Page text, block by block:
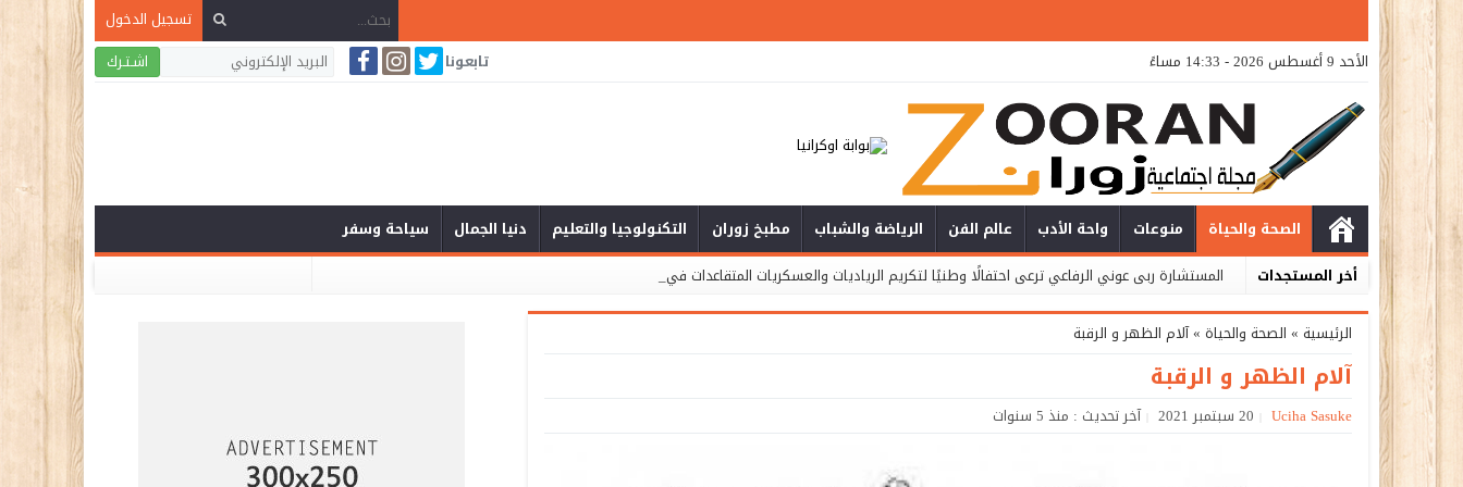
تسجيل الدخول
الأحد 9 أغسطس 2026 - 14:33 مساءً
اشـتـرك تابعونا
الصحة والحياة منوعات واحة الأدب عالم الفن الرياضة والشباب مطبخ زوران التكنولوجيا والتعليم دنيا الجمال
سياحة وسفر
أخر المستجدات
المستشارة ربى عوني الرفاعي ترعى احتفالًا وطنيًا لتكريم الرياديات والعسكريات المتقاعدات في أمسية جسدت _
الرئيسية » الصحة والحياة »آلام الظهر و الرقبة
آلام الظهر و الرقبة
Uciha Sasuke 20 سبتمبر 2021 آخر تحديث : منذ 5 سنوات